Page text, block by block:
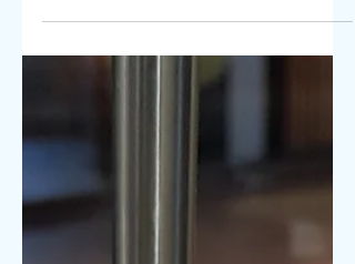
Da uns wieder einige von Euch auf die
angesprochen haben, und Fragen zu
veganem Backen hatten, hier ein paar...